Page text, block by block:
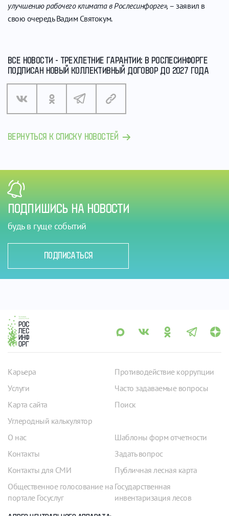
улучшению рабочего климата в Рослесинфорге», – заявил в
свою очередь Вадим Святокум.
ВСЕ НОВОСТИ - ТРЕХЛЕТНИЕ ГАРАНТИИ: В РОСЛЕСИНФОРГЕ
ПОДПИСАН НОВЫЙ КОЛЛЕКТИВНЫЙ ДОГОВОР ДО 2027 ГОДА
ВЕРНУТЬСЯ К СПИСКУ НОВОСТЕЙ
ПОДПИШИСЬ НА НОВОСТИ
будь в гуще событий
ПОДПИСАТЬСЯ
Карьера
Услуги
Карта сайта
Углеродный калькулятор
Противодействие коррупции
Часто задаваемые вопросы
Поиск
О нас
Контакты
Контакты для СМИ
Общественное голосование на
портале Госуслуг
Шаблоны форм отчетности
Задать вопрос
Публичная лесная карта
Государственная
инвентаризация лесов